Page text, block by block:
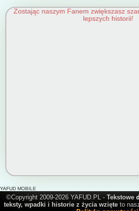
Zostając naszym Fanem zwiększasz
lepszych historii!
YAFUD MOBILE
©Copyright 2009-2026 YAFUD.PL - Tekstowe
teksty, wpadki i historie z życia wzięte to